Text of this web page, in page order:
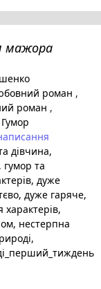
мажора
роман ,
роман ,
Гумор
дівчина,
, гумор та
, дуже
, дуже гаряче,
характерів,
, нестерпна
,